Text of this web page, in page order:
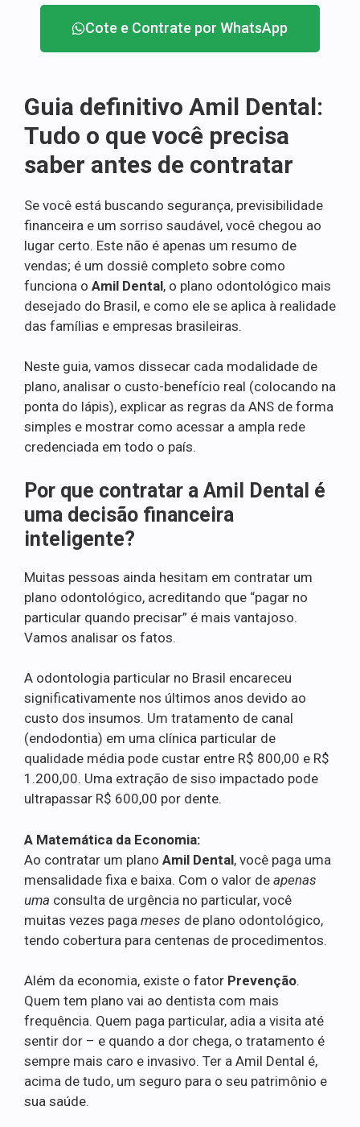
Cote e Contrate por WhatsApp
Guia definitivo Amil Dental:
Tudo o que você precisa
saber antes de contratar
Se você está buscando segurança, previsibilidade
financeira e um sorriso saudável, você chegou ao
lugar certo. Este não é apenas um resumo de
vendas; é um dossiê completo sobre como
funciona o Amil Dental, o plano odontológico mais
desejado do Brasil, e como ele se aplica à realidade
das famílias e empresas brasileiras.
Neste guia, vamos dissecar cada modalidade de
plano, analisar o custo-benefício real (colocando na
ponta do lápis), explicar as regras da ANS de forma
simples e mostrar como acessar a ampla rede
credenciada em todo o país.
Por que contratar a Amil Dental é
uma decisão financeira
inteligente?
Muitas pessoas ainda hesitam em contratar um
plano odontológico, acreditando que “pagar no
particular quando precisar” é mais vantajoso.
Vamos analisar os fatos.
A odontologia particular no Brasil encareceu
significativamente nos últimos anos devido ao
custo dos insumos. Um tratamento de canal
(endodontia) em uma clínica particular de
qualidade média pode custar entre R$ 800,00 e R$
1.200,00. Uma extração de siso impactado pode
ultrapassar R$ 600,00 por dente.
A Matemática da Economia:
Ao contratar um plano Amil Dental, você paga uma
mensalidade fixa e baixa. Com o valor de apenas
uma consulta de urgência no particular, você
muitas vezes paga meses de plano odontológico,
tendo cobertura para centenas de procedimentos.
Além da economia, existe o fator Prevenção.
Quem tem plano vai ao dentista com mais
frequência. Quem paga particular, adia a visita até
sentir dor – e quando a dor chega, o tratamento é
sempre mais caro e invasivo. Ter a Amil Dental é,
acima de tudo, um seguro para o seu patrimônio e
sua saúde.